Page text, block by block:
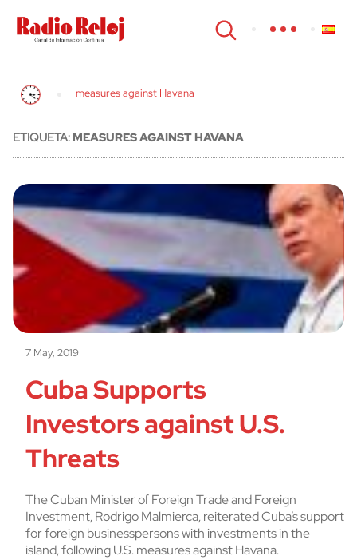
cerrar
measures against Havana
ETIQUETA:MEASURES AGAINST HAVANA
7 May, 2019
Cuba Supports
Investors against U.S.
Threats
The Cuban Minister of Foreign Trade and Foreign
Investment, Rodrigo Malmierca, reiterated Cuba’s support
for foreign businesspersons with investments in the
island, following U.S. measures against Havana.